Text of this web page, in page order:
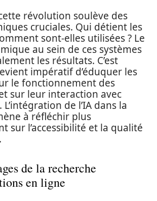
révolution soulève des
cruciales. Qui détient les
sont-elles utilisées ? Le
au sein de ces systèmes
les résultats. C’est
impératif d’éduquer les
le fonctionnement des
sur leur interaction avec
de l’IA dans la
à réfléchir plus
sur l’accessibilité et la qualité
de la recherche
en ligne